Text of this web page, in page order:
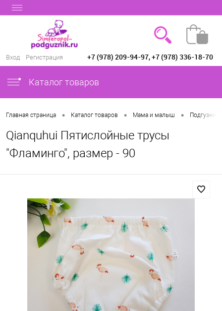
Вход Регистрация +7 (978) 209-94-97, +7 (978) 336-18-70
Каталог товаров
Главная страница • Каталог товаров • Мама и малыш •
Qianquhui Пятислойные трусы
"Фламинго", размер - 90